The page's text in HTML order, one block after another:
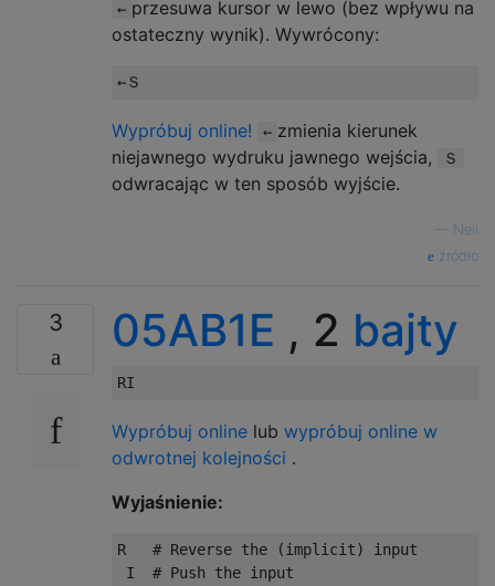
← przesuwa kursor w lewo (bez wpływu na
ostateczny wynik). Wywrócony:
Wypróbuj online! ← zmienia kierunek
niejawnego wydruku jawnego wejścia,
Ｓ
odwracając w ten sposób wyjście.
Neil
źródło
3 05AB1E , 2 bajty
Wypróbuj online lub wypróbuj online w
odwrotnej kolejności .
Wyjaśnienie:
R # Reverse the (implicit) input
I # Push the input